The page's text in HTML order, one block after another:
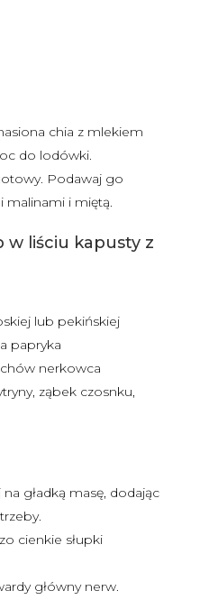
chia z mlekiem
do lodówki.
Podawaj go
i miętą.
w liściu kapusty z
lub pekińskiej
papryka
nerkowca
ząbek czosnku,
gładką masę, dodając
cienkie słupki
główny nerw.